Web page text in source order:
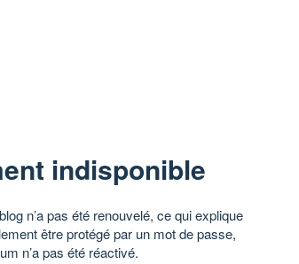
indisponible
n’a pas été renouvelé, ce qui explique
être protégé par un mot de passe,
n’a pas été réactivé.